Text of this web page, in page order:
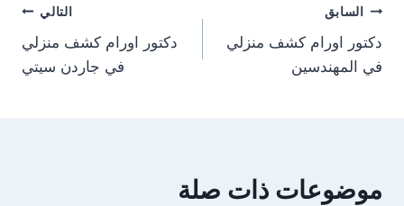
تصفّح
المقالات
السابق
دكتور اورام كشف منزلي
في المهندسين
التالي
دكتور اورام كشف منزلي
في جاردن سيتي
موضوعات ذات صلة